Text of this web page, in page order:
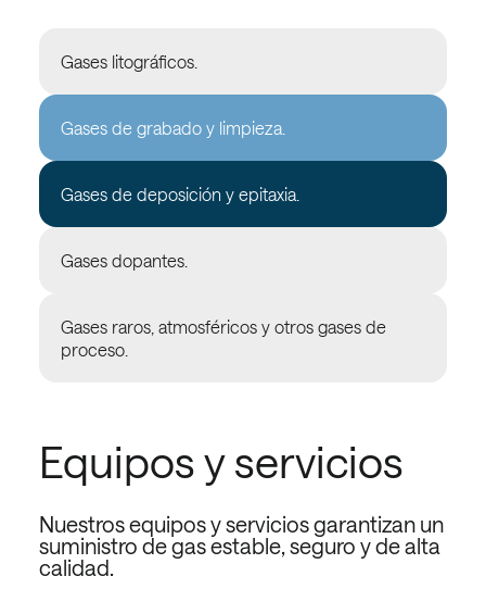
Gases litográficos.
Gases de grabado y limpieza.
Gases de deposición y epitaxia.
Gases dopantes.
Gases raros, atmosféricos y otros gases de
proceso.
Equipos y servicios
Nuestros equipos y servicios garantizan un
suministro de gas estable, seguro y de alta
calidad.